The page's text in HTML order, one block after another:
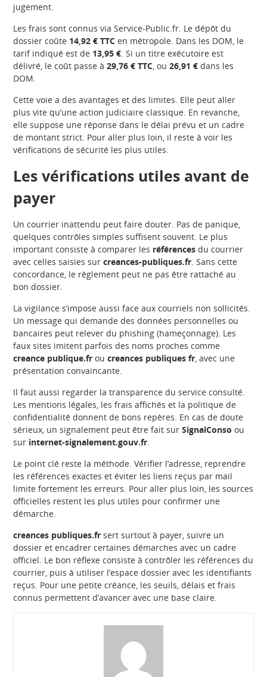
jugement.
Les frais sont connus via Service-Public.fr. Le dépôt du
dossier coûte 14,92 € TTC en métropole. Dans les DOM, le
tarif indiqué est de 13,95 €. Si un titre exécutoire est
délivré, le coût passe à29,76 € TTC, ou26,91 € dans les
DOM.
Cette voie a des avantages et des limites. Elle peut aller
plus vite qu’une action judiciaire classique. En revanche,
elle suppose une réponse dans le délai prévu et un cadre
de montant strict. Pour aller plus loin, il reste à voir les
vérifications de sécurité les plus utiles.
Les vérifications utiles avant de
payer
Un courrier inattendu peut faire douter. Pas de panique,
quelques contrôles simples suffisent souvent. Le plus
important consiste à comparer les références du courrier
avec celles saisies surcreances-publiques.fr. Sans cette
concordance, le règlement peut ne pas être rattaché au
bon dossier.
La vigilance s’impose aussi face aux courriels non sollicités.
Un message qui demande des données personnelles ou
bancaires peut relever du phishing (hameçonnage). Les
faux sites imitent parfois des noms proches comme
creance publique.fr oucreances publiques fr, avec une
présentation convaincante.
Il faut aussi regarder la transparence du service consulté.
Les mentions légales, les frais affichés et la politique de
confidentialité donnent de bons repères. En cas de doute
sérieux, un signalement peut être fait surSignalConso ou
sur internet-signalement.gouv.fr.
Le point clé reste la méthode. Vérifier l’adresse, reprendre
les références exactes et éviter les liens reçus par mail
limite fortement les erreurs. Pour aller plus loin, les sources
officielles restent les plus utiles pour confirmer une
démarche.
creances publiques.fr sert surtout à payer, suivre un
dossier et encadrer certaines démarches avec un cadre
officiel. Le bon réflexe consiste à contrôler les références du
courrier, puis à utiliser l’espace dossier avec les identifiants
reçus. Pour une petite créance, les seuils, délais et frais
connus permettent d’avancer avec une base claire.